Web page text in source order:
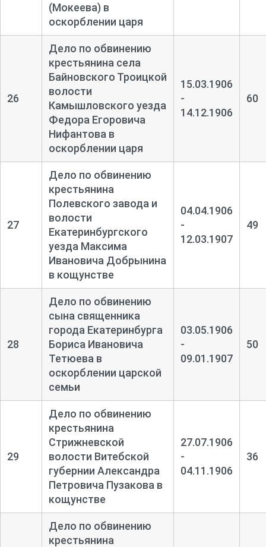
(Мокеева) в
оскорблении царя
26
Дело по обвинению
крестьянина села
Байновского Троицкой
волости
Камышловского уезда
Федора Егоровича
Нифантова в
оскорблении царя
15.03.1906
-
14.12.1906
60
27
Дело по обвинению
крестьянина
Полевского завода и
волости
Екатеринбургского
уезда Максима
Ивановича Добрынина
в кощунстве
04.04.1906
-
12.03.1907
49
28
Дело по обвинению
сына священника
города Екатеринбурга
Бориса Ивановича
Тетюева в
оскорблении царской
семьи
03.05.1906
-
09.01.1907
50
29
Дело по обвинению
крестьянина
Стрижневской
волости Витебской
губернии Александра
Петровича Пузакова в
кощунстве
27.07.1906
-
04.11.1906
36
Дело по обвинению
крестьянина